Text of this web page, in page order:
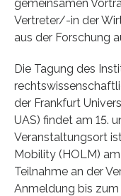
gemeinsamen
Vertreter/-in der
aus der Forschung
Die Tagung des
der Frankfurt
UAS) findet am 15.
Veranstaltungsort
Mobility (HOLM)
Teilnahme an der
Anmeldung bis zum